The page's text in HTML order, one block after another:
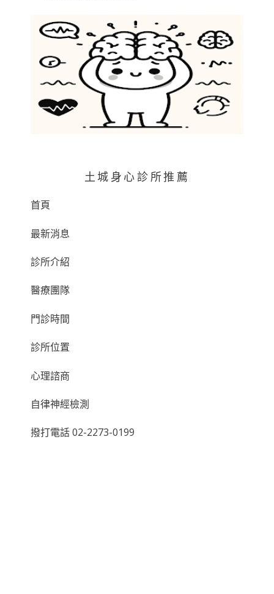
土城身心診所推薦
首頁
最新消息
診所介紹
醫療團隊
門診時間
診所位置
心理諮商
自律神經檢測
撥打電話 02-2273-0199